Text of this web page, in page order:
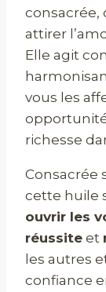
consacrée,
attirer
Elle agit
vous les
richesse
Consacrée
cette huile
ouvrir les
réussite et
les autres
confiance